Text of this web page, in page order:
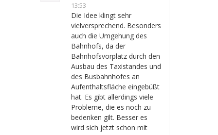
13:53
Die Idee klingt sehr
vielversprechend. Besonders
auch die Umgehung des
Bahnhofs, da der
Bahnhofsvorplatz durch den
Ausbau des Taxistandes und
des Busbahnhofes an
Aufenthaltsfläche eingebüßt
hat. Es gibt allerdings viele
Probleme, die es noch zu
bedenken gilt. Besser es
wird sich jetzt schon mit